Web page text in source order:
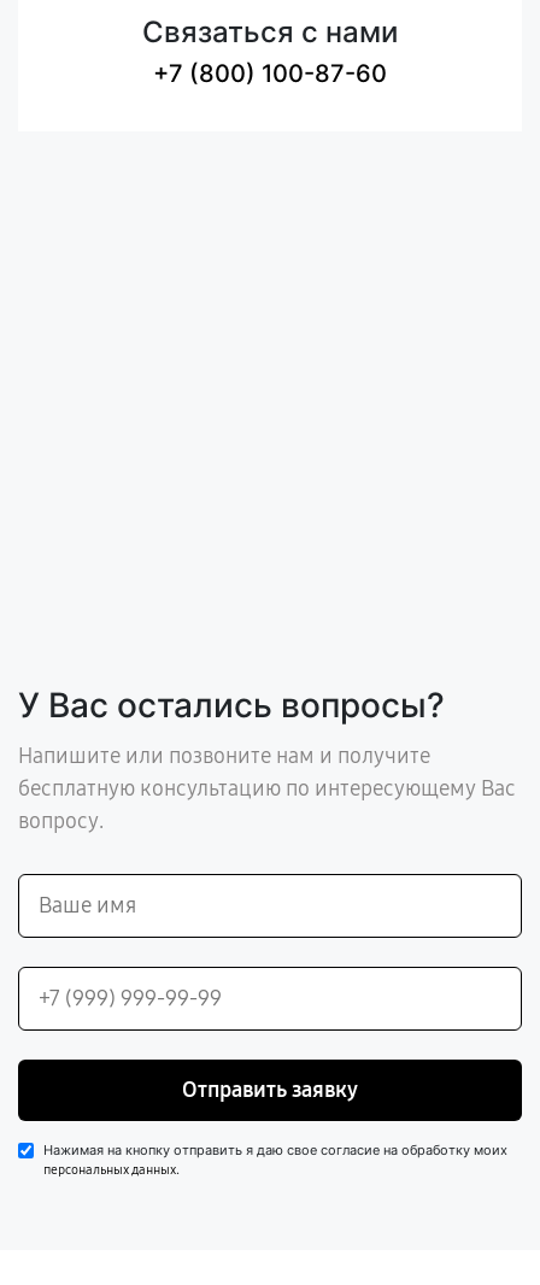
Связаться с нами
+7 (800) 100-87-60
У Вас остались вопросы?
Напишите или позвоните нам и получите
бесплатную консультацию по интересующему Вас
вопросу.
Отправить заявку
Нажимая на кнопку отправить я даю свое согласие на обработку моих
персональных данных.